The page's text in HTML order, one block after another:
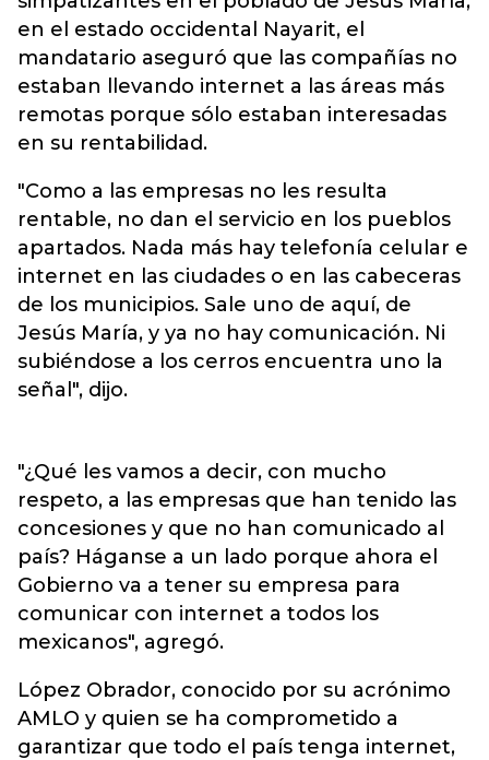
en el estado occidental Nayarit, el
mandatario aseguró que las compañías no
estaban llevando internet a las áreas más
remotas porque sólo estaban interesadas
en su rentabilidad.
"Como a las empresas no les resulta
rentable, no dan el servicio en los pueblos
apartados. Nada más hay telefonía celular e
internet en las ciudades o en las cabeceras
de los municipios. Sale uno de aquí, de
Jesús María, y ya no hay comunicación. Ni
subiéndose a los cerros encuentra uno la
señal", dijo.
"¿Qué les vamos a decir, con mucho
respeto, a las empresas que han tenido las
concesiones y que no han comunicado al
país? Háganse a un lado porque ahora el
Gobierno va a tener su empresa para
comunicar con internet a todos los
mexicanos", agregó.
López Obrador, conocido por su acrónimo
AMLO y quien se ha comprometido a
garantizar que todo el país tenga internet,